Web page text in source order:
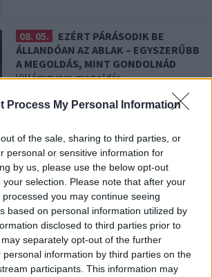
Process My Personal Information
of the sale, sharing to third parties, or
personal or sensitive information for
by us, please use the below opt-out
selection. Please note that after your
you may continue seeing
based on personal information utilized by
disclosed to third parties prior to
separately opt-out of the further
personal information by third parties on the
participants. This information may
08. 05.
EZÉRT PÁRÁSODIK BE
ÁLLANDÓAN AZ ABLAK – EGYSZERŰBB
A MEGOLDÁS, MINT GONDOLNÁD
Villámgyors megoldás
SZÓDABIKARBÓNÁVAL: EZZEL LESZ
ÚJRA CSILLOGÓ A VÍZKÖVES CSAP
A legjobb trükk
08. 03.
HA MINDIG EZT A MONDATOT
HASZNÁLOD, AZ RENDKÍVÜL MAGAS
ÉRZELMI INTELLIGENCIÁRA UTALHAT
Te szoktad?